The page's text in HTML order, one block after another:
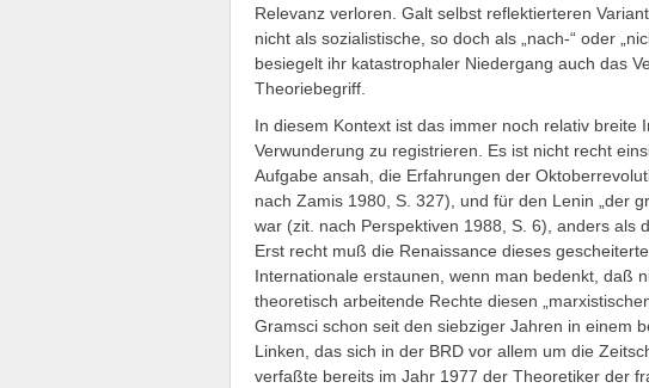
Relevanz verloren. Galt selbst reflektierteren
nicht als sozialistische, so doch als „nach-“ oder
besiegelt ihr katastrophaler Niedergang auch das
Theoriebegriff.
In diesem Kontext ist das immer noch relativ breite
Verwunderung zu registrieren. Es ist nicht recht
Aufgabe ansah, die Erfahrungen der
nach Zamis 1980, S. 327), und für den Lenin „der
war (zit. nach Perspektiven 1988, S. 6), anders als
Erst recht muß die Renaissance dieses
Internationale erstaunen, wenn man bedenkt, daß
theoretisch arbeitende Rechte diesen
Gramsci schon seit den siebziger Jahren in einem
Linken, das sich in der BRD vor allem um die
verfaßte bereits im Jahr 1977 der Theoretiker der